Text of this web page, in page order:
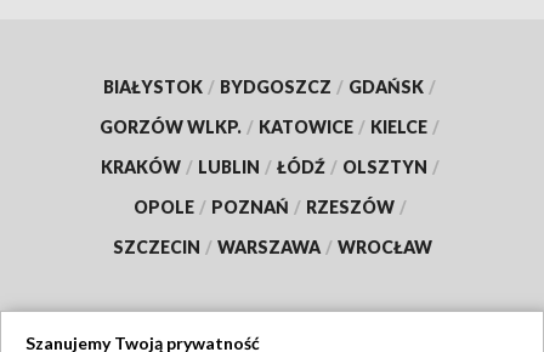
BIAŁYSTOK / BYDGOSZCZ / GDAŃSK /
GORZÓW WLKP. / KATOWICE / KIELCE /
KRAKÓW / LUBLIN / ŁÓDŹ / OLSZTYN /
OPOLE / POZNAŃ / RZESZÓW /
SZCZECIN / WARSZAWA / WROCŁAW
Szanujemy Twoją prywatność